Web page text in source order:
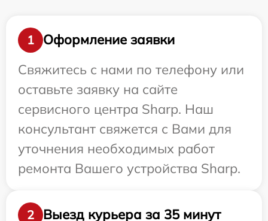
1
Оформление заявки
Свяжитесь с нами по телефону или
оставьте заявку на сайте
сервисного центра Sharp. Наш
консультант свяжется с Вами для
уточнения необходимых работ
ремонта Вашего устройства Sharp.
2
Выезд курьера за 35 минут